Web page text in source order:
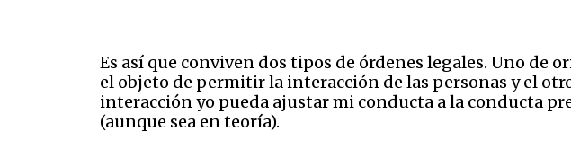
Es así que conviven dos tipos de órdenes legales. Uno de
el objeto de permitir la interacción de las personas y el
interacción yo pueda ajustar mi conducta a la conducta
(aunque sea en teoría).